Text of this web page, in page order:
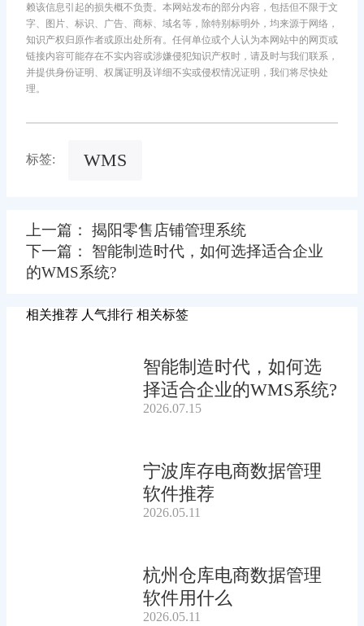
赖该信息引起的损失概不负责。本网站发布的部分内容，包括但不限于文
字、图片、标识、广告、商标、域名等，除特别标明外，均来源于网络，
知识产权归原作者或原出处所有。任何单位或个人认为本网站中的网页或
链接内容可能存在不实内容或涉嫌侵犯知识产权时，请及时与我们联系，
并提供身份证明、权属证明及详细不实或侵权情况证明，我们将尽快处
理。
标签: WMS
上一篇： 揭阳零售店铺管理系统
下一篇： 智能制造时代，如何选择适合企业
的WMS系统?
相关推荐 人气排行 相关标签
智能制造时代，如何选
择适合企业的WMS系统?
2026.07.15
宁波库存电商数据管理
软件推荐
2026.05.11
杭州仓库电商数据管理
软件用什么
2026.05.11